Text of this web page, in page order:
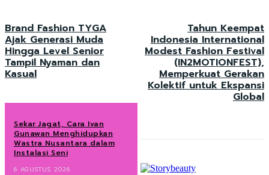
Brand Fashion TYGA
Ajak Generasi Muda
Hingga Level Senior
Tampil Nyaman dan
Kasual
Tahun Keempat
Indonesia International
Modest Fashion Festival
(IN2MOTIONFEST),
Memperkuat Gerakan
Kolektif untuk Ekspansi
Global
Sekar Jagat, Cara Ivan
Gunawan Menghidupkan
Wastra Nusantara dalam
Instalasi Seni
6 AGUSTUS 2026